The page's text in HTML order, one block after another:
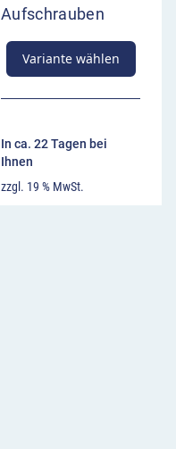
Aufschrauben
Variante wählen
In ca. 22 Tagen bei
Ihnen
zzgl. 19 % MwSt.